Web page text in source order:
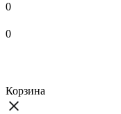
0
0
Корзина